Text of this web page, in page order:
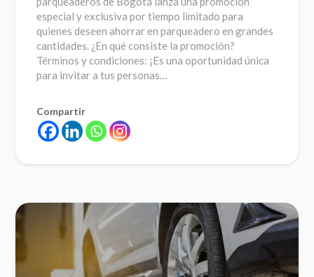
especial y exclusiva por tiempo limitado para
quienes deseen ahorrar en parqueadero en grandes
cantidades. ¿En qué consiste la promoción?
Términos y condiciones: ¡Es una oportunidad única
para invitar a tus personas…
Compartir